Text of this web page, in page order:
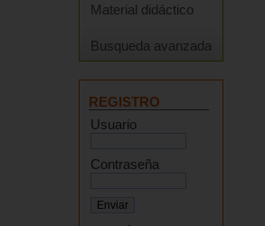
Material didáctico
Busqueda avanzada
REGISTRO
Usuario
Contraseña